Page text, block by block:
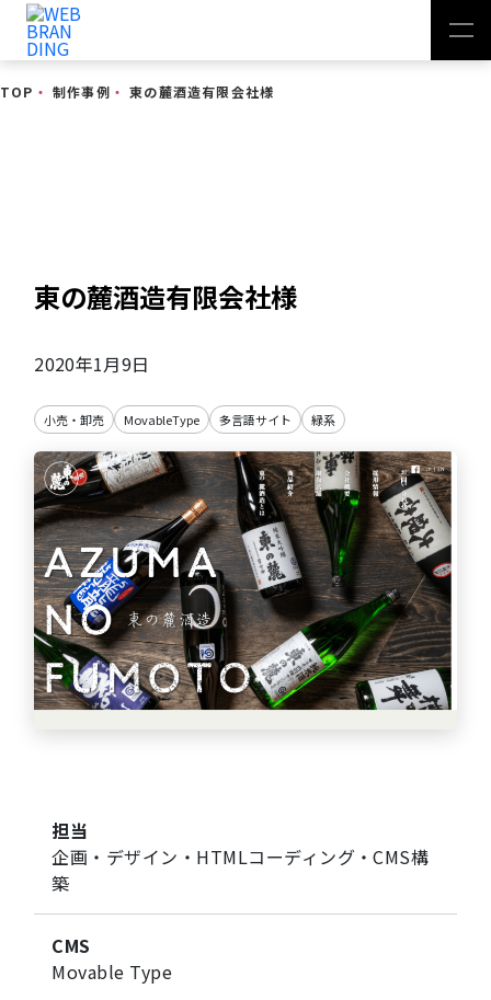
TOP ・ 制作事例 ・ 東の麓酒造有限会社様
東の麓酒造有限会社様
2020年1月9日
小売・卸売 MovableType 多言語サイト 緑系
担当
企画・デザイン・HTMLコーディング・CMS構
築
CMS
Movable Type